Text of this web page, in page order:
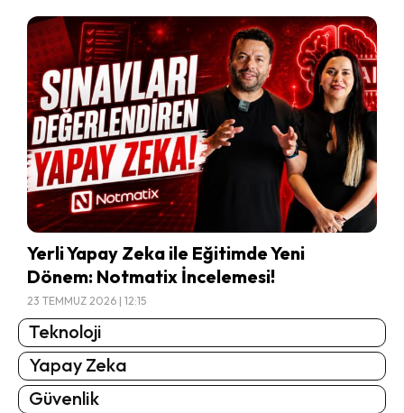
Yerli Yapay Zeka ile Eğitimde Yeni
Dönem: Notmatix İncelemesi!
23 TEMMUZ 2026 | 12:15
Teknoloji
Yapay Zeka
Güvenlik